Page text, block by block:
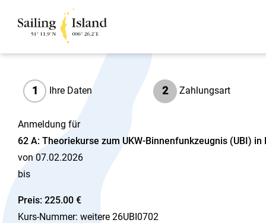
1 Ihre Daten 2 Zahlungsart
Anmeldung für
62 A: Theoriekurse zum UKW-Binnenfunkzeugnis (UBI)
von 07.02.2026
bis
Preis: 225.00 €
Kurs-Nummer: weitere 26UBI0702